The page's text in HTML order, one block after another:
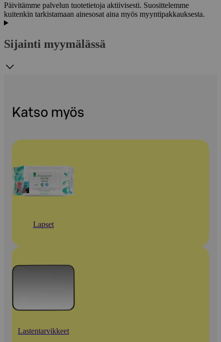
Päivitämme palvelun tuotetietoja aktiivisesti. Suosittelemme
kuitenkin tarkistamaan ainesosat aina myös myyntipakkauksesta.
Sijainti myymälässä
Katso myös
Lapset
Lastentarvikkeet